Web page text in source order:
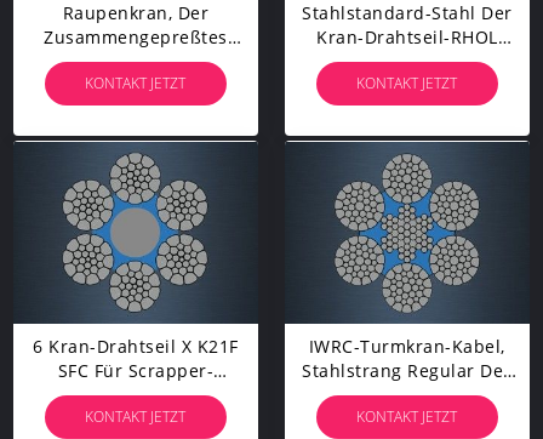
Raupenkran, Der
Zusammengepreßtes
Stahldrahtseil K9 X K19S-
Rotations-Widerstand
Luvt
KONTAKT JETZT
Stahlstandard-Stahl Der
Kran-Drahtseil-RHOL
Gelegter Starker
Brechender Kraft-ASTM
KONTAKT JETZT
6 Kran-Drahtseil X K21F
SFC Für Scrapper-
Installation/Protokollierungshandkurbeln
KONTAKT JETZT
IWRC-Turmkran-Kabel,
Stahlstrang Regular Des
Drahtseil-6 Gelegt Für
Drehbohrgerät
KONTAKT JETZT